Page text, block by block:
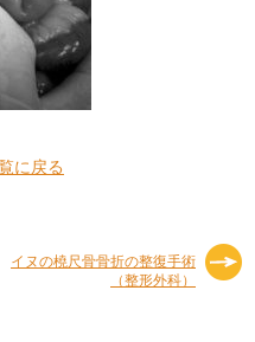
に戻る
イヌの橈尺骨骨折の整復手術
（整形外科）